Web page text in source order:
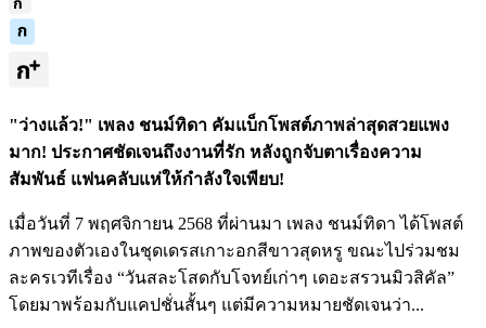
"ว่างแล้ว!" เพลง ชนม์ทิดา คัมแบ็กโพสต์ภาพล่าสุดสวยแพง
มาก! ประกาศชัดเจนถึงงานที่รัก หลังถูกจับตาเรื่องความ
สัมพันธ์ แฟนคลับแห่ให้กำลังใจเพียบ!
เมื่อวันที่ 7 พฤศจิกายน 2568 ที่ผ่านมา เพลง ชนม์ทิดา ได้โพสต์
ภาพของตัวเองในชุดเดรสเกาะอกสีขาวสุดหรู ขณะไปร่วมชม
ละครเวทีเรื่อง “วันสละโสดกับโจทย์เก่าๆ เดอะสรวนมิวสิคัล”
โดยมาพร้อมกับแคปชั่นสั้นๆ แต่มีความหมายชัดเจนว่า...